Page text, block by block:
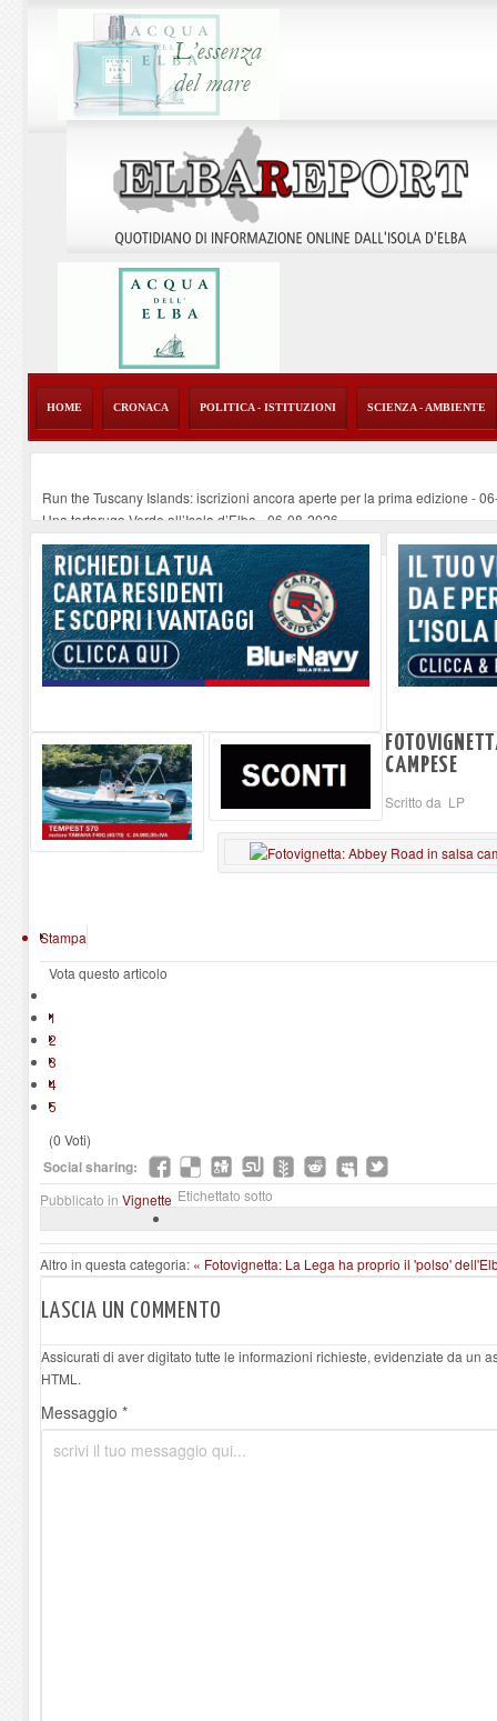
HOME CRONACA POLITICA - ISTITUZIONI SCIENZA - AMBIENTE
Run the Tuscany Islands: iscrizioni ancora aperte per la prima edizione -
Una tartaruga Verde all’Isola d’Elba-06-08-2026
Furgone in fiamme a Capoliveri, illeso il conducente-06-08-2026
Campo: chiusura della biblioteca comunale in occasione del Santo Patrono
A Carpani si apre la Festa di Liberazione: il programma della prima serata-
CAMPESE
Scritto da LP
Stampa
Vota questo articolo
1
2
3
4
5
(0 Voti)
Social sharing:
Pubblicato in Vignette Etichettato sotto
Altro in questa categoria: « Fotovignetta: La Lega ha proprio il 'polso'
LASCIA UN COMMENTO
Assicurati di aver digitato tutte le informazioni richieste, evidenziate da un
HTML.
Messaggio *